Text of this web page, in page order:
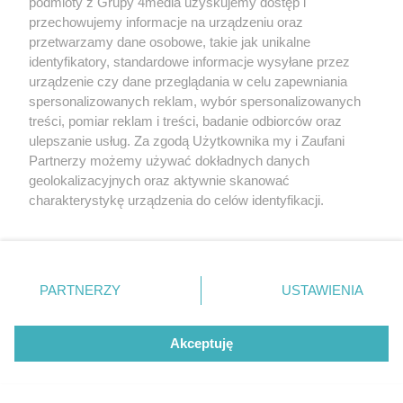
Jak światło zmienia odbiór przestrzeni
NAJNOWSZE
GALERIE ZDJĘĆ
przechowujemy informacje na urządzeniu oraz
przetwarzamy dane osobowe, takie jak unikalne
identyfikatory, standardowe informacje wysyłane przez
urządzenie czy dane przeglądania w celu zapewniania
spersonalizowanych reklam, wybór spersonalizowanych
treści, pomiar reklam i treści, badanie odbiorców oraz
ulepszanie usług. Za zgodą Użytkownika my i Zaufani
Partnerzy możemy używać dokładnych danych
geolokalizacyjnych oraz aktywnie skanować
charakterystykę urządzenia do celów identyfikacji.
zmienić/wycofać klikając przycisk ustawień prywatności
znajdujący się w lewym dolnym rogu strony
. Niektóre
użytkownika, ale masz prawo sprzeciwić się takiemu
przetwarzaniu. Preferencje będą miały zastosowania tylko
PARTNERZY USTAWIENIA
Akceptuję